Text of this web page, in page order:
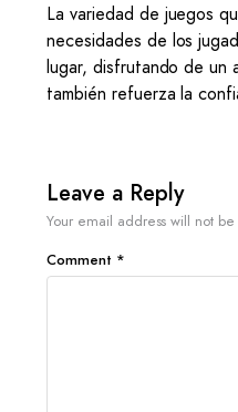
La variedad de juegos
necesidades de los
lugar, disfrutando de un
también refuerza la
Leave a Reply
Your email address will not
Comment *